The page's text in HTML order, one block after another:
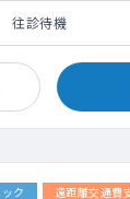
往診待機
ク 遠距離交通費